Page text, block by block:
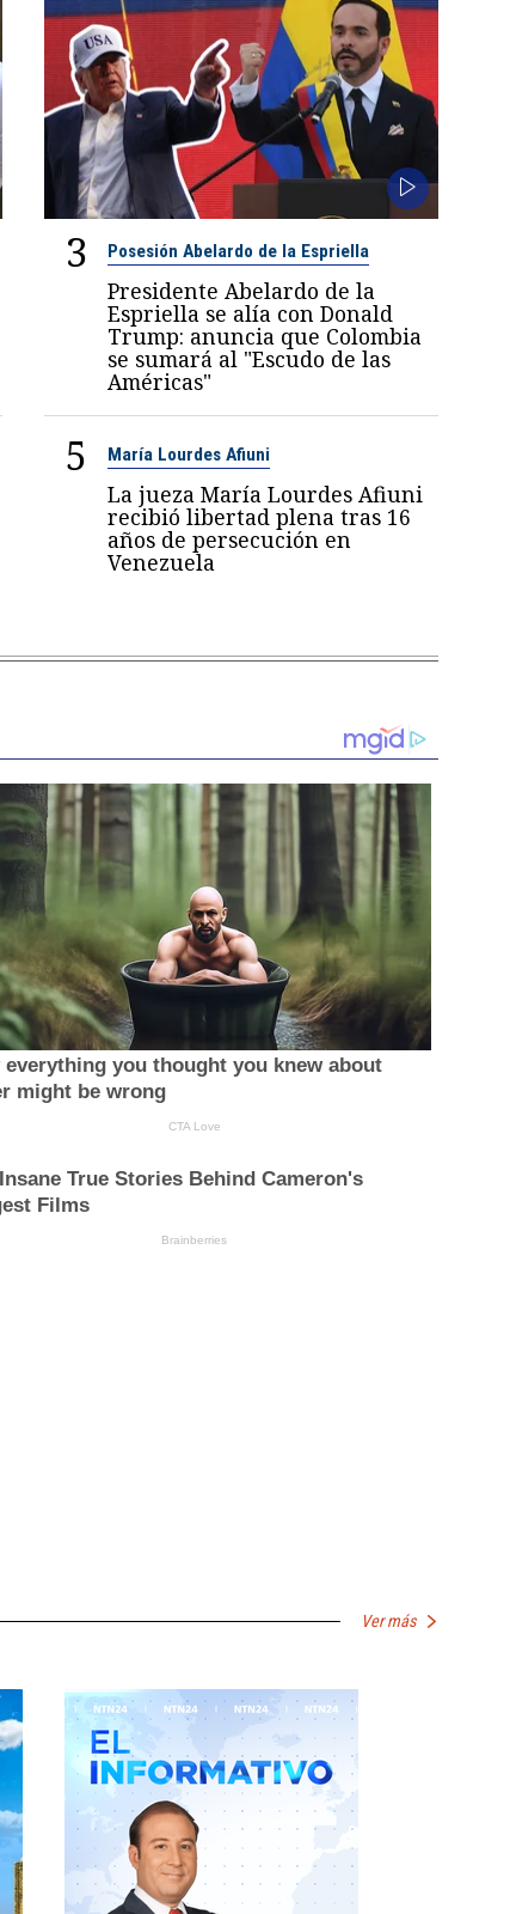
3 Posesión Abelardo de la Espriella
Presidente Abelardo de la
Espriella se alía con Donald
Trump: anuncia que Colombia
se sumará al "Escudo de las
Américas"
5 María Lourdes Afiuni
La jueza María Lourdes Afiuni
recibió libertad plena tras 16
años de persecución en
Venezuela
Ver más